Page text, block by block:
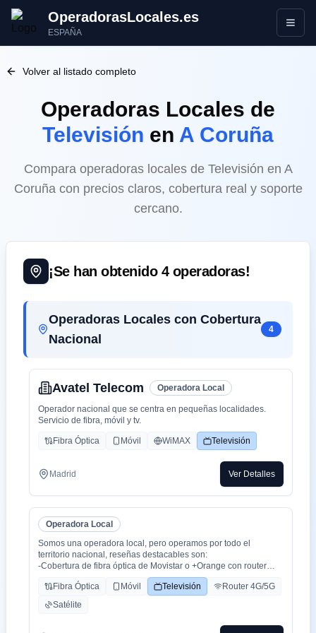
OperadorasLocales.es
ESPAÑA Abrir
Volver al listado completo
Operadoras Locales de
Televisión en A Coruña
Compara operadoras locales de Televisión en A
Coruña con precios claros, cobertura real y soporte
cercano.
¡Se han obtenido 4operadoras!
Operadoras Locales con Cobertura
Nacional
4
Avatel Telecom Operadora Local
Operador nacional que se centra en pequeñas localidades.
Servicio de fibra, móvil y tv.
Fibra Óptica Móvil WiMAX Televisión
Madrid Ver Detalles
Operadora Local
Somos una operadora local, pero operamos por todo el
territorio nacional, reseñas destacables son:
-Cobertura de fibra óptica de Movistar o +Orange con router
-Cobertura movil con triple cobertura Orange, Yoigo y Movistar
-TV con todo el deporte o con toda la plataformas de cine y
series como Netflix, HBO, Amazon Prime, Apple TV, Disney+
Fibra Óptica Móvil Televisión
Router 4G/5G
Satélite